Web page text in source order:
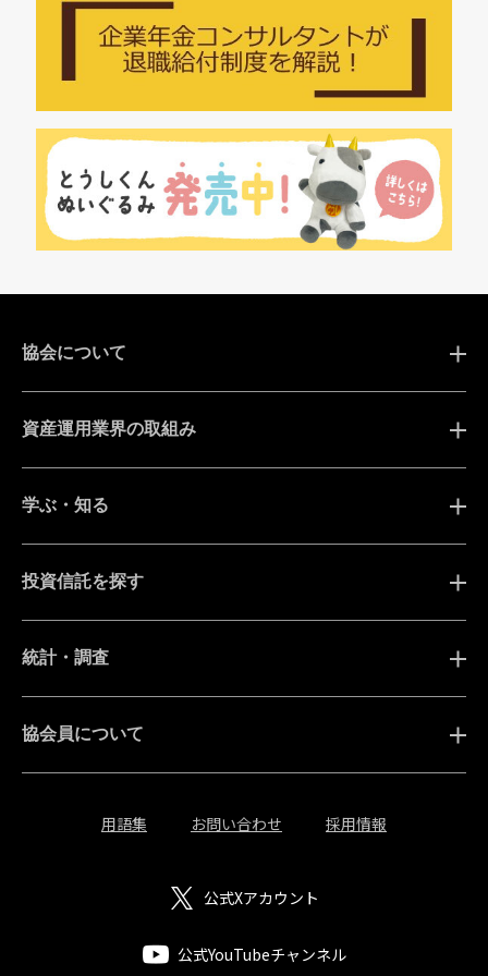
協会について
資産運用業界の取組み
学ぶ・知る
投資信託を探す
統計・調査
協会員について
用語集 お問い合わせ 採用情報
公式Xアカウント
公式YouTubeチャンネル